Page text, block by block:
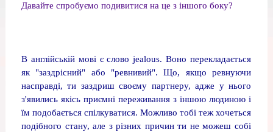
Давайте спробуємо подивитися на це з іншого боку?
В англійській мові є слово jealous. Воно перекладається
як "заздрісний" або "ревнивий". Що, якщо ревнуючи
насправді, ти заздриш своєму партнеру, адже у нього
з'явились якісь приємні переживання з іншою людиною і
їм подобається спілкуватися. Можливо тобі теж хочеться
подібного стану, але з різних причин ти не можеш собі